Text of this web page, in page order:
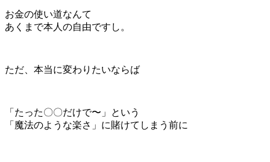
お金の使い道なんて
あくまで本人の自由ですし。
ただ、本当に変わりたいならば
「たった〇〇だけで〜」という
「魔法のような楽さ」に賭けてしまう前に